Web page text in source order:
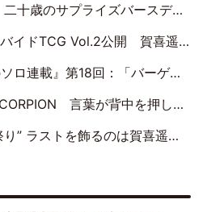
デーに大喜び「頼られる先輩になれるように努力していきたい」
開 賀喜遥香＆田村真佑が『京まふ』ステージに登壇
：「バーゲンセールハンターみうな inしまむら」編
言葉が背中を押した“それぞれの決意”
香…5年ぶりの登場に「5年分大人になった私を見ていただけたら」